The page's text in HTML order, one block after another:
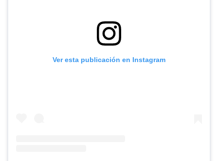
Ver esta publicación en Instagram